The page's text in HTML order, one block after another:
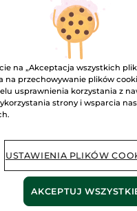
87.25 zł / 1l
34.90 zł
na „Akceptacja wszystkich
na przechowywanie plików
usprawnienia korzystania z
strony i wsparcia
USTAWIENIA PLIKÓW
AKCEPTUJ